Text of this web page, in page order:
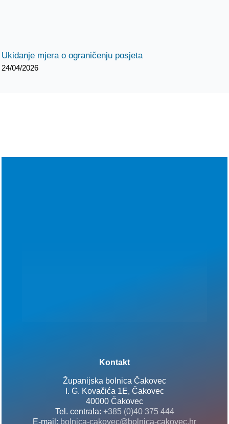
Ukidanje mjera o ograničenju posjeta
24/04/2026
Kontakt
Županijska bolnica Čakovec
I. G. Kovačića 1E, Čakovec
40000 Čakovec
Tel. centrala: +385 (0)40 375 444
E-mail: bolnica-cakovec@bolnica-cakovec.hr